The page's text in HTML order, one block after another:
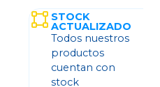
STOCK
ACTUALIZADO
Todos nuestros
productos
cuentan con
stock